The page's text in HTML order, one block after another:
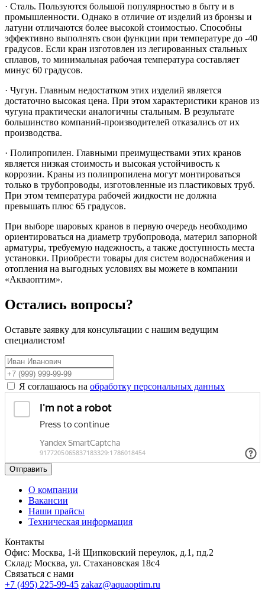
· Сталь. Пользуются большой популярностью в быту и в
промышленности. Однако в отличие от изделий из бронзы и
латуни отличаются более высокой стоимостью. Способны
эффективно выполнять свои функции при температуре до -40
градусов. Если кран изготовлен из легированных стальных
сплавов, то минимальная рабочая температура составляет
минус 60 градусов.
· Чугун. Главным недостатком этих изделий является
достаточно высокая цена. При этом характеристики кранов из
чугуна практически аналогичны стальным. В результате
большинство компаний-производителей отказались от их
производства.
· Полипропилен. Главными преимуществами этих кранов
является низкая стоимость и высокая устойчивость к
коррозии. Краны из полипропилена могут монтироваться
только в трубопроводы, изготовленные из пластиковых труб.
При этом температура рабочей жидкости не должна
превышать плюс 65 градусов.
При выборе шаровых кранов в первую очередь необходимо
ориентироваться на диаметр трубопровода, материл запорной
арматуры, требуемую надежность, а также доступность места
установки. Приобрести товары для систем водоснабжения и
отопления на выгодных условиях вы можете в компании
«Акваоптим».
Остались вопросы?
Оставьте заявку для консультации с нашим ведущим
специалистом!
Я соглашаюсь на обработку персональных данных
Отправить
О компании
Вакансии
Наши прайсы
Техническая информация
Контакты
Офис: Москва, 1-й Щипковский переулок, д.1, пд.2
Склад: Москва, ул. Стахановская 18с4
Связаться с нами
+7 (495) 225-99-45 zakaz@aquaoptim.ru